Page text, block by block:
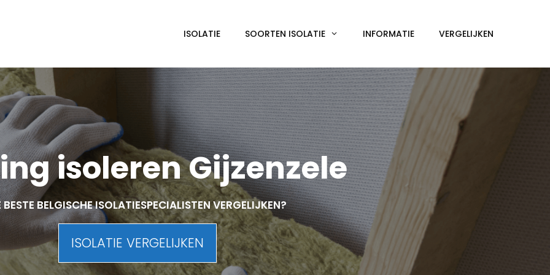
ISOLATIE SOORTEN ISOLATIE INFORMATIE VERGELIJKEN
isoleren Gijzenzele
BESTE BELGISCHE ISOLATIESPECIALISTEN VERGELIJKEN?
ISOLATIE VERGELIJKEN